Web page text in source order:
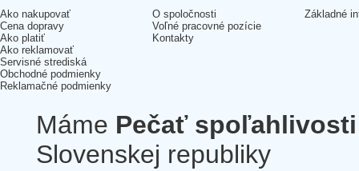
Ako nakupovať
Cena dopravy
Ako platiť
Ako reklamovať
Servisné strediská
Obchodné podmienky
Reklamačné podmienky
O spoločnosti
Voľné pracovné pozície
Kontakty
Základné
Máme Pečať spoľahlivosti
Slovenskej republiky